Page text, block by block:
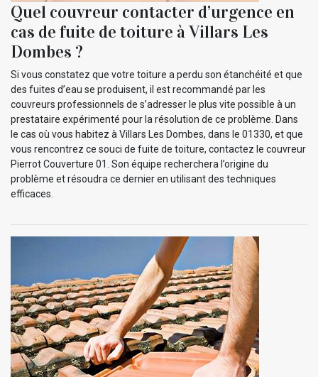
Quel couvreur contacter d’urgence en
cas de fuite de toiture à Villars Les
Dombes ?
Si vous constatez que votre toiture a perdu son étanchéité et que
des fuites d’eau se produisent, il est recommandé par les
couvreurs professionnels de s’adresser le plus vite possible à un
prestataire expérimenté pour la résolution de ce problème. Dans
le cas où vous habitez à Villars Les Dombes, dans le 01330, et que
vous rencontrez ce souci de fuite de toiture, contactez le couvreur
Pierrot Couverture 01. Son équipe recherchera l’origine du
problème et résoudra ce dernier en utilisant des techniques
efficaces.